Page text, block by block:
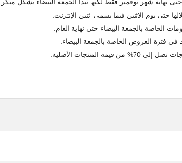
نهاية شهر نوفمبر فقط لكنها تبدأ الجمعة البيضاء بشكل مبكر.
حتى يوم الاثنين فيما يسمى اثنين الإنترنت.
الخاصة بالجمعة البيضاء حتى نهاية العام.
فترة العروض الخاصة بالجمعة البيضاء.
الأصلية.